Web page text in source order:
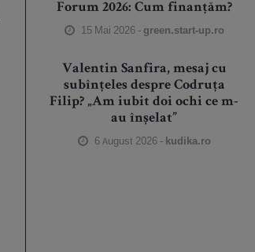
Forum 2026: Cum finanțăm?
15 Mai 2026 - green.start-up.ro
Valentin Sanfira, mesaj cu
subînțeles despre Codruța
Filip? „Am iubit doi ochi ce m-
au înșelat”
6 August 2026 - kudika.ro